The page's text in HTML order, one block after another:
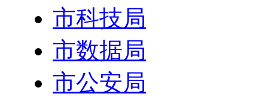
市科技局
市数据局
市公安局